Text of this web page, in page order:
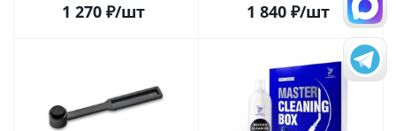
1 270₽/шт 1 840₽/шт